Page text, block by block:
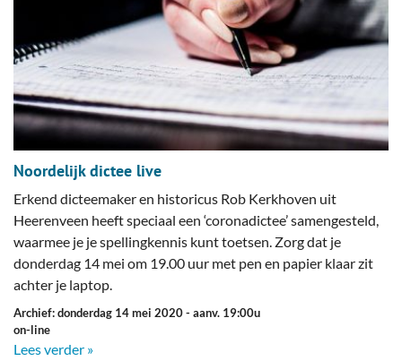
Noordelijk dictee live
Erkend dicteemaker en historicus Rob Kerkhoven uit
Heerenveen heeft speciaal een ‘coronadictee’ samengesteld,
waarmee je je spellingkennis kunt toetsen. Zorg dat je
donderdag 14 mei om 19.00 uur met pen en papier klaar zit
achter je laptop.
Archief: donderdag 14 mei 2020- aanv. 19:00u
on-line
Lees verder »